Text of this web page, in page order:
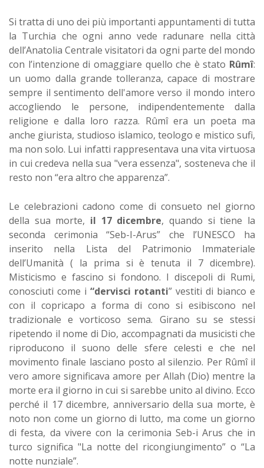
Si tratta di uno dei più importanti appuntamenti di tutta
la Turchia che ogni anno vede radunare nella città
dell’Anatolia Centrale visitatori da ogni parte del mondo
con l’intenzione di omaggiare quello che è stato Rûmî:
un uomo dalla grande tolleranza, capace di mostrare
sempre il sentimento dell'amore verso il mondo intero
accogliendo le persone, indipendentemente dalla
religione e dalla loro razza. Rûmî era un poeta ma
anche giurista, studioso islamico, teologo e mistico sufi,
ma non solo. Lui infatti rappresentava una vita virtuosa
in cui credeva nella sua "vera essenza", sosteneva che il
resto non “era altro che apparenza”.
Le celebrazioni cadono come di consueto nel giorno
della sua morte, il 17 dicembre, quando si tiene la
seconda cerimonia “Seb-I-Arus” che l’UNESCO ha
inserito nella Lista del Patrimonio Immateriale
dell’Umanità ( la prima si è tenuta il 7 dicembre).
Misticismo e fascino si fondono. I discepoli di Rumi,
conosciuti come i “dervisci rotanti” vestiti di bianco e
con il copricapo a forma di cono si esibiscono nel
tradizionale e vorticoso sema. Girano su se stessi
ripetendo il nome di Dio, accompagnati da musicisti che
riproducono il suono delle sfere celesti e che nel
movimento finale lasciano posto al silenzio. Per Rûmî il
vero amore significava amore per Allah (Dio) mentre la
morte era il giorno in cui si sarebbe unito al divino. Ecco
perché il 17 dicembre, anniversario della sua morte, è
noto non come un giorno di lutto, ma come un giorno
di festa, da vivere con la cerimonia Seb-i Arus che in
turco significa "La notte del ricongiungimento” o “La
notte nunziale”.